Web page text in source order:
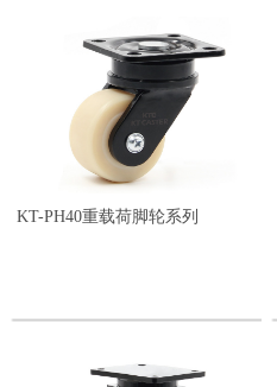
KT-PH40重载荷脚轮系列